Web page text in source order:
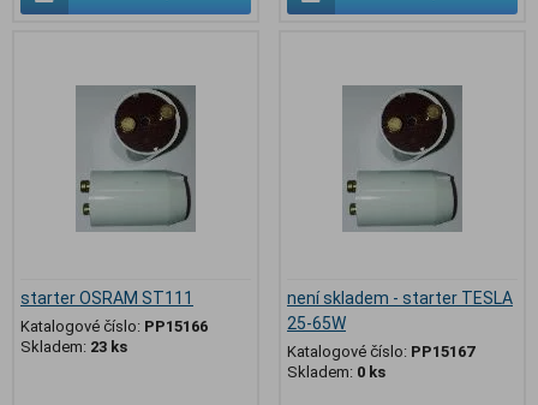
starter OSRAM ST111
Katalogové číslo: PP15166
Skladem: 23 ks
není skladem - starter TESLA
25-65W
Katalogové číslo: PP15167
Skladem: 0 ks